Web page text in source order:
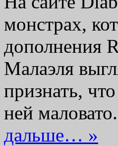
монстрах,
дополнения
Малаэля
признать,
ней
дальше… »